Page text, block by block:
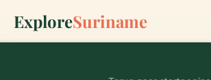
ExploreSuriname